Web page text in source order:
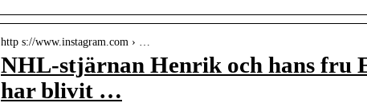
http s://www.instagram.com › …
NHL-stjärnan Henrik och hans fru
har blivit …